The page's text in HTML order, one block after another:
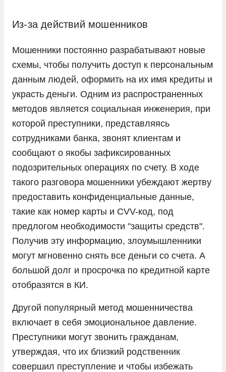
Из-за действий мошенников
Мошенники постоянно разрабатывают новые
схемы, чтобы получить доступ к персональным
данным людей, оформить на их имя кредиты и
украсть деньги. Одним из распространенных
методов является социальная инженерия, при
которой преступники, представляясь
сотрудниками банка, звонят клиентам и
сообщают о якобы зафиксированных
подозрительных операциях по счету. В ходе
такого разговора мошенники убеждают жертву
предоставить конфиденциальные данные,
такие как номер карты и CVV-код, под
предлогом необходимости "защиты средств".
Получив эту информацию, злоумышленники
могут мгновенно снять все деньги со счета. А
большой долг и просрочка по кредитной карте
отобразятся в КИ.
Другой популярный метод мошенничества
включает в себя эмоциональное давление.
Преступники могут звонить гражданам,
утверждая, что их близкий родственник
совершил преступление и чтобы избежать